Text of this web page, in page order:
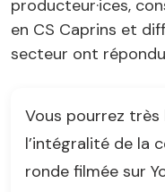
producteur·ices,
en CS Caprins et
secteur ont répondu
Vous pourrez
l’intégralité de la
ronde filmée sur